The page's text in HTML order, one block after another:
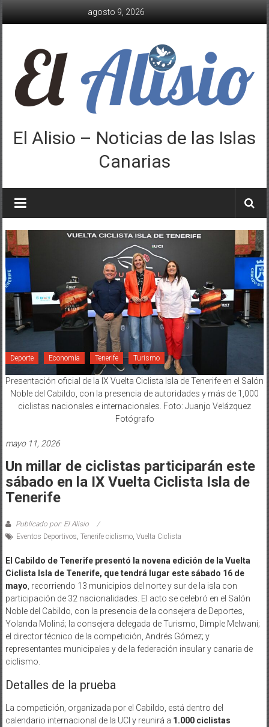
agosto 9, 2026
El Alisio – Noticias de las Islas
Canarias
Deporte Economía Tenerife Turismo
Presentación oficial de la IX Vuelta Ciclista Isla de Tenerife en el Salón
Noble del Cabildo, con la presencia de autoridades y más de 1,000
ciclistas nacionales e internacionales. Foto: Juanjo Velázquez
Fotógrafo
mayo 11, 2026
Un millar de ciclistas participarán este
sábado en la IX Vuelta Ciclista Isla de
Tenerife
Publicado por: El Alisio
Eventos Deportivos Tenerife ciclismo, Vuelta Ciclista
El Cabildo de Tenerife presentó la novena edición de la Vuelta
Ciclista Isla de Tenerife, que tendrá lugar este sábado 16 de
mayo , recorriendo 13 municipios del norte y sur de la isla con
participación de 32 nacionalidades. El acto se celebró en el Salón
Noble del Cabildo, con la presencia de la consejera de Deportes,
Yolanda Moliná; la consejera delegada de Turismo, Dimple Melwani;
el director técnico de la competición, Andrés Gómez; y
representantes municipales y de la federación insular y canaria de
ciclismo.
Detalles de la prueba
La competición, organizada por el Cabildo, está dentro del
calendario internacional de la UCI y reunirá a 1.000 ciclistas